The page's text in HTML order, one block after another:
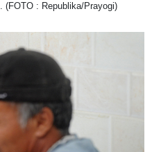
(FOTO : Republika/Prayogi)